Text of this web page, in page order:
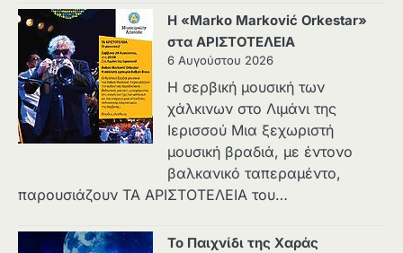
Η «Marko Marković Orkestar»
στα ΑΡΙΣΤΟΤΕΛΕΙΑ
6 Αυγούστου 2026
Η σερβική μουσική των
χάλκινων στο Λιμάνι της
Ιερισσού Μια ξεχωριστή
μουσική βραδιά, με έντονο
βαλκανικό ταπεραμέντο,
παρουσιάζουν ΤΑ ΑΡΙΣΤΟΤΕΛΕΙΑ του…
Το Παιχνίδι της Χαράς